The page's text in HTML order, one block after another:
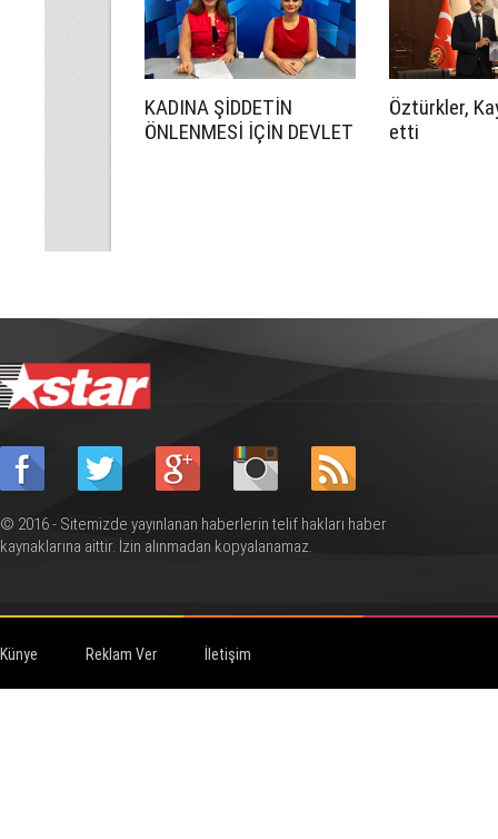
KADINA ŞİDDETİN
ÖNLENMESİ İÇİN DEVLET
Öztürkler,
etti
© 2016 - Sitemizde yayınlanan haberlerin telif hakları haber
kaynaklarına aittir. İzin alınmadan kopyalanamaz.
Künye Reklam Ver İletişim